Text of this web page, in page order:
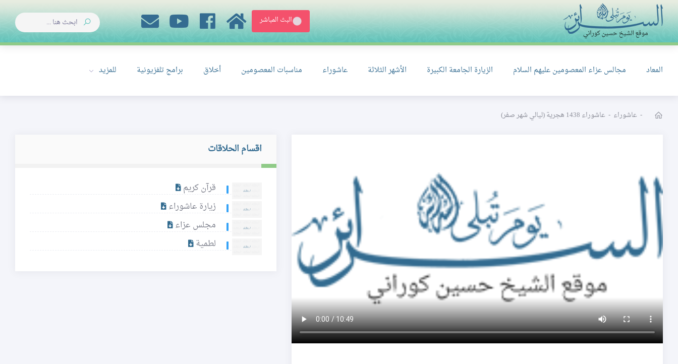
البث المباشر
المعاد مجالس عزاء المعصومين عليهم السلام الزيارة الجامعة الكبيرة الأشهر الثلاثة عاشوراء مناسبات المعصومين أخلاق برامج تلفزيونية للمزيد
- عاشوراء - عاشوراء 1438 هجرية (ليالي شهر صفر)
اقسام الحلاقات
قرآن كريم
زيارة عاشوراء
مجلس عزاء
لطمية